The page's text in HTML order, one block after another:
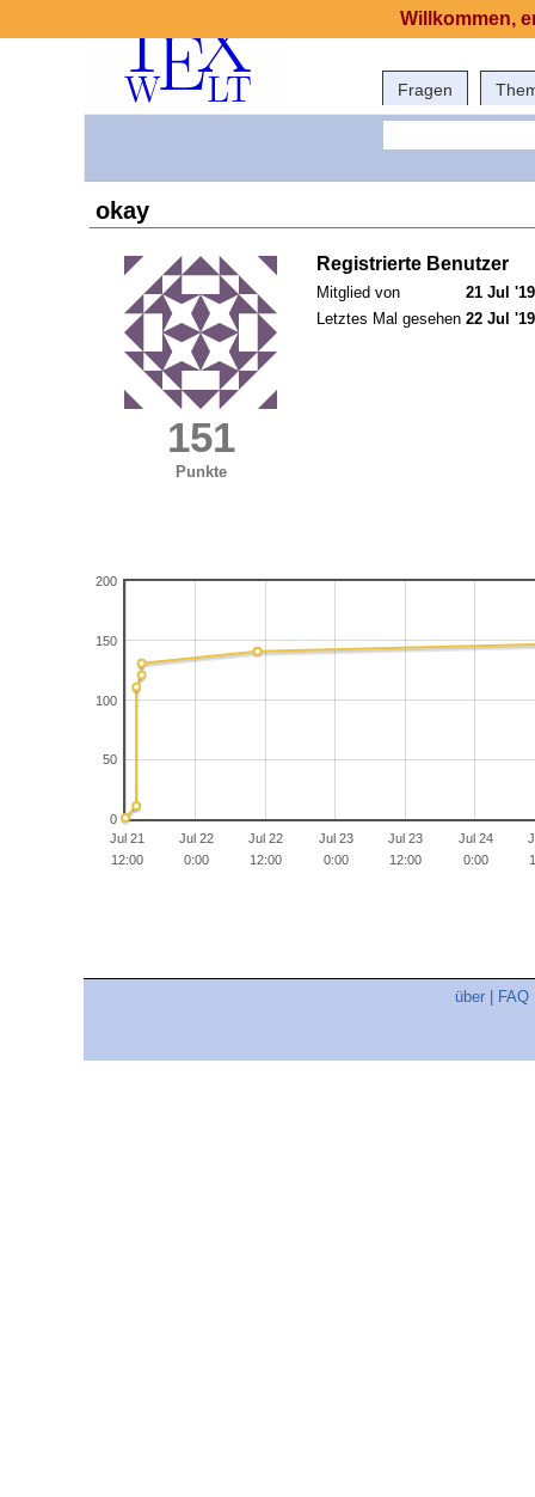
Fragen
okay
151
Punkte
Registrierte Benutzer
Mitglied von
21 Jul
Letztes Mal gesehen 22 Jul
Jul 21
12:00
Jul 22
0:00
Jul 22
12:00
Jul 23
0:00
Jul 23
12:00
Jul 24
0:00
0
50
100
150
200
über FAQ
Willkommen,